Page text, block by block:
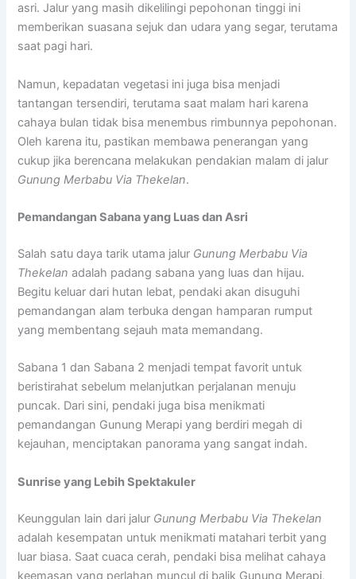
asri. Jalur yang masih dikelilingi pepohonan tinggi ini
memberikan suasana sejuk dan udara yang segar, terutama
saat pagi hari.
Namun, kepadatan vegetasi ini juga bisa menjadi
tantangan tersendiri, terutama saat malam hari karena
cahaya bulan tidak bisa menembus rimbunnya pepohonan.
Oleh karena itu, pastikan membawa penerangan yang
cukup jika berencana melakukan pendakian malam di jalur
Gunung Merbabu Via Thekelan.
Pemandangan Sabana yang Luas dan Asri
Salah satu daya tarik utama jalur Gunung Merbabu Via
Thekelan adalah padang sabana yang luas dan hijau.
Begitu keluar dari hutan lebat, pendaki akan disuguhi
pemandangan alam terbuka dengan hamparan rumput
yang membentang sejauh mata memandang.
Sabana 1 dan Sabana 2 menjadi tempat favorit untuk
beristirahat sebelum melanjutkan perjalanan menuju
puncak. Dari sini, pendaki juga bisa menikmati
pemandangan Gunung Merapi yang berdiri megah di
kejauhan, menciptakan panorama yang sangat indah.
Sunrise yang Lebih Spektakuler
Keunggulan lain dari jalur Gunung Merbabu Via Thekelan
adalah kesempatan untuk menikmati matahari terbit yang
luar biasa. Saat cuaca cerah, pendaki bisa melihat cahaya
keemasan yang perlahan muncul di balik Gunung Merapi,